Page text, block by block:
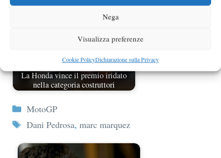
Nega
Visualizza preferenze
Cookie PolicyDichiarazione sulla Privacy
La Honda vince il premio iridato
nella categoria costruttori
Categorie
MotoGP
Tag
Dani Pedrosa, marc marquez